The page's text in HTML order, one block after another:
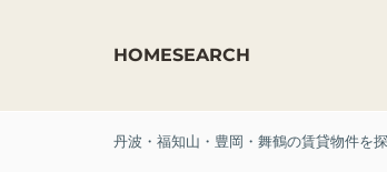
HOMESEARCH
丹波・福知山・豊岡・舞鶴の賃貸物件を